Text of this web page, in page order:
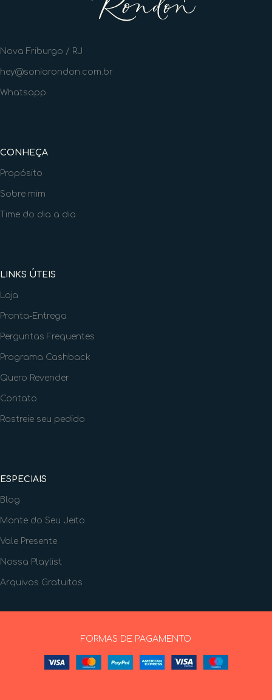
Nova Friburgo / RJ
hey@soniarondon.com.br
Whatsapp
CONHEÇA
Propósito
Sobre mim
Time do dia a dia
LINKS ÚTEIS
Loja
Pronta-Entrega
Perguntas Frequentes
Programa Cashback
Quero Revender
Contato
Rastreie seu pedido
ESPECIAIS
Blog
Monte do Seu Jeito
Vale Presente
Nossa Playlist
Arquivos Gratuitos
FORMAS DE PAGAMENTO